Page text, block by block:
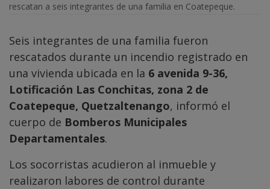
rescatan a seis integrantes de una familia en Coatepeque.
Seis integrantes de una familia fueron
rescatados durante un incendio registrado en
una vivienda ubicada en la 6 avenida 9-36,
Lotificación Las Conchitas, zona 2 de
Coatepeque, Quetzaltenango, informó el
cuerpo de Bomberos Municipales
Departamentales.
Los socorristas acudieron al inmueble y
realizaron labores de control durante